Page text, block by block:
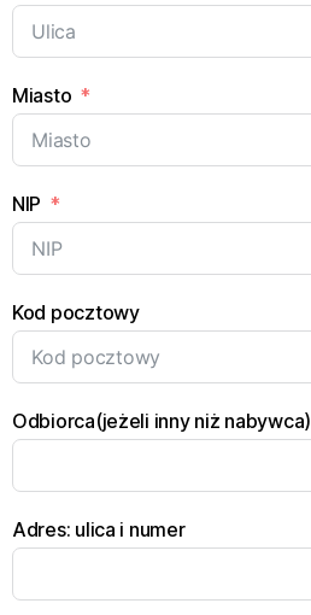
Miasto
NIP
Kod pocztowy
Odbiorca(jeżeli inny niż nabywca)
Adres: ulica i numer